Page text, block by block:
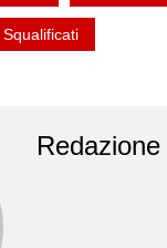
Squalificati
Redazione